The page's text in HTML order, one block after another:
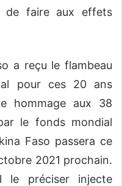
de faire aux effets
a reçu le flambeau
pour ces 20 ans
hommage aux 38
le fonds mondial
Faso passera ce
2021 prochain.
le préciser injecte